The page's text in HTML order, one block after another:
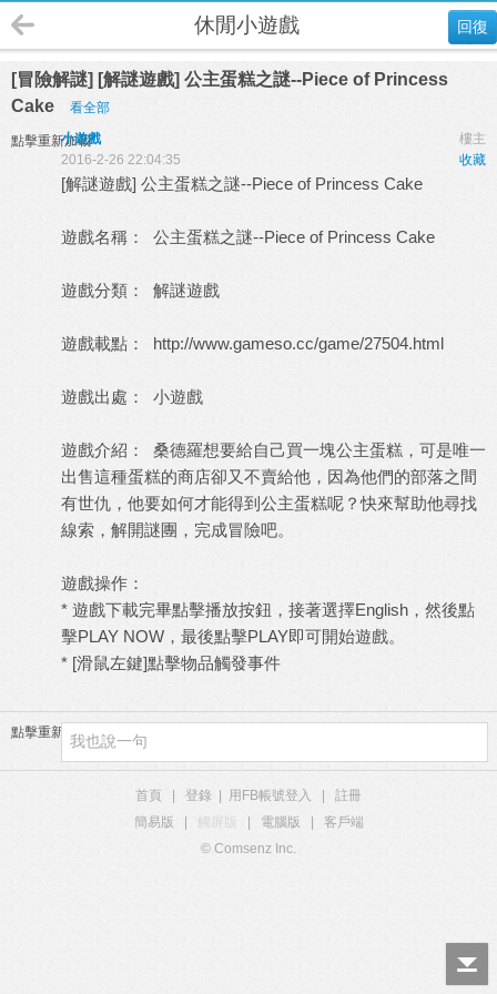
回復
休閒小遊戲
[冒險解謎] [解謎遊戲] 公主蛋糕之謎--Piece of Princess
Cake
看全部
點擊重新加載 樓主
小遊戲
收藏
2016-2-26 22:04:35
[解謎遊戲] 公主蛋糕之謎--Piece of Princess Cake
遊戲名稱： 公主蛋糕之謎--Piece of Princess Cake
遊戲分類： 解謎遊戲
遊戲載點： http://www.gameso.cc/game/27504.html
遊戲出處： 小遊戲
遊戲介紹： 桑德羅想要給自己買一塊公主蛋糕，可是唯一
出售這種蛋糕的商店卻又不賣給他，因為他們的部落之間
有世仇，他要如何才能得到公主蛋糕呢？快來幫助他尋找
線索，解開謎團，完成冒險吧。
遊戲操作：
* 遊戲下載完畢點擊播放按鈕，接著選擇English，然後點
擊PLAY NOW，最後點擊PLAY即可開始遊戲。
* [滑鼠左鍵]點擊物品觸發事件
點擊重新加載
首頁 登錄 用FB帳號登入
註冊
簡易版
觸屏版 電腦版
客戶端
© Comsenz Inc.